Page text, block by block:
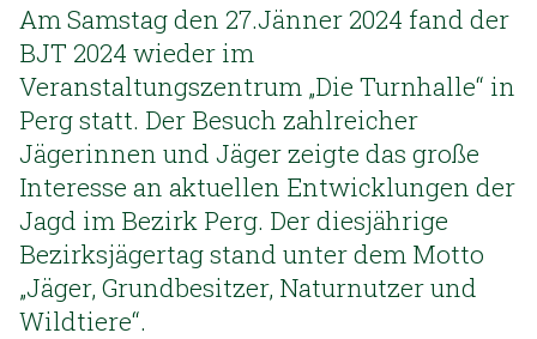
Am Samstag den 27.Jänner 2024 fand der
BJT 2024 wieder im
Veranstaltungszentrum „Die Turnhalle“ in
Perg statt. Der Besuch zahlreicher
Jägerinnen und Jäger zeigte das große
Interesse an aktuellen Entwicklungen der
Jagd im Bezirk Perg. Der diesjährige
Bezirksjägertag stand unter dem Motto
„Jäger, Grundbesitzer, Naturnutzer und
Wildtiere“.